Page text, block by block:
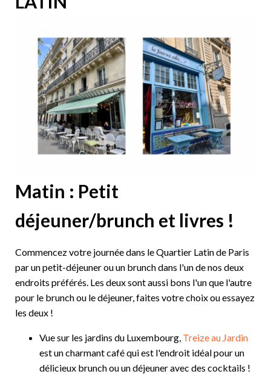
Matin : Petit
déjeuner/brunch et livres !
Commencez votre journée dans le Quartier Latin de Paris
par un petit-déjeuner ou un brunch dans l'un de nos deux
endroits préférés. Les deux sont aussi bons l'un que l'autre
pour le brunch ou le déjeuner, faites votre choix ou essayez
les deux !
Vue sur les jardins du Luxembourg, Treize au Jardin
est un charmant café qui est l'endroit idéal pour un
délicieux brunch ou un déjeuner avec des cocktails !